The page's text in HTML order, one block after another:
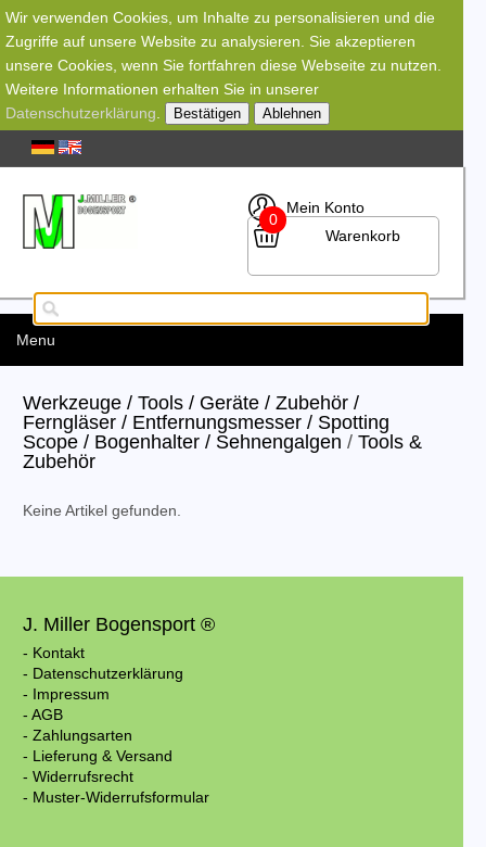
Wir verwenden Cookies, um Inhalte zu personalisieren und die
Zugriffe auf unsere Website zu analysieren. Sie akzeptieren
unsere Cookies, wenn Sie fortfahren diese Webseite zu nutzen.
Weitere Informationen erhalten Sie in unserer
Datenschutzerklärung
Bestätigen Ablehnen
Mein Konto
0
Warenkorb
Menu
Werkzeuge / Tools / Geräte / Zubehör /
Ferngläser / Entfernungsmesser / Spotting
Scope / Bogenhalter / Sehnengalgen /Tools &
Zubehör
Keine Artikel gefunden.
J. Miller Bogensport ®
- Kontakt
- Datenschutzerklärung
- Impressum
- AGB
- Zahlungsarten
- Lieferung & Versand
- Widerrufsrecht
- Muster-Widerrufsformular